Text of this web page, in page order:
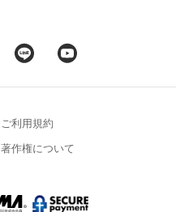
ご利用規約
著作権について